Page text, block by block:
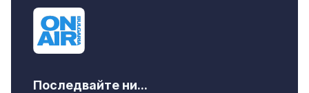
Последвайте ни...